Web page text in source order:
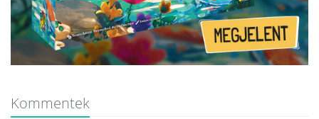
Kommentek